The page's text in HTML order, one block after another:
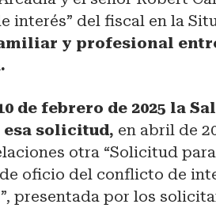
interés” del fiscal en la
y profesional
de febrero de 2025 la
esa solicitud, en abril de
otra “Solicitud
oficio del conflicto de
presentada por los